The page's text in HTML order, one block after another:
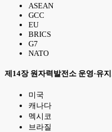
ASEAN
GCC
EU
BRICS
G7
NATO
제14장 원자력발전소 운영·유
미국
캐나다
멕시코
브라질